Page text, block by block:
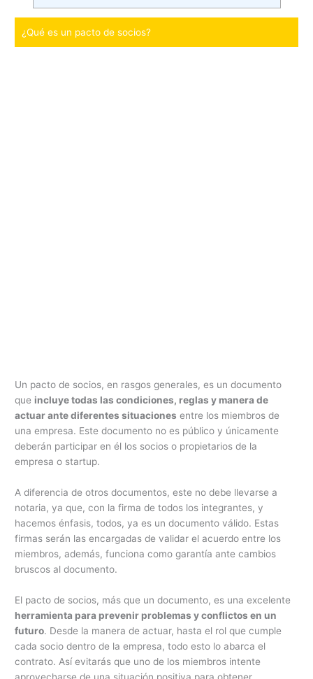
¿Qué es un pacto de socios?
Un pacto de socios, en rasgos generales, es un documento
que incluye todas las condiciones, reglas y manera de
actuar ante diferentes situaciones entre los miembros de
una empresa. Este documento no es público y únicamente
deberán participar en él los socios o propietarios de la
empresa o startup.
A diferencia de otros documentos, este no debe llevarse a
notaria, ya que, con la firma de todos los integrantes, y
hacemos énfasis, todos, ya es un documento válido. Estas
firmas serán las encargadas de validar el acuerdo entre los
miembros, además, funciona como garantía ante cambios
bruscos al documento.
El pacto de socios, más que un documento, es una excelente
herramienta para prevenir problemas y conflictos en un
futuro. Desde la manera de actuar, hasta el rol que cumple
cada socio dentro de la empresa, todo esto lo abarca el
contrato. Así evitarás que uno de los miembros intente